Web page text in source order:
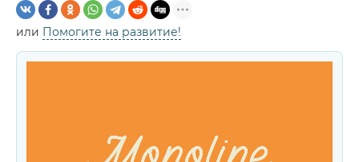
или Помогите на развитие!